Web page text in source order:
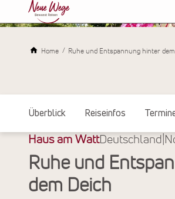
Home Ruhe und Entspannung hinter
Überblick Reiseinfos
Haus am WattDeutschland
Ruhe und
dem Deich